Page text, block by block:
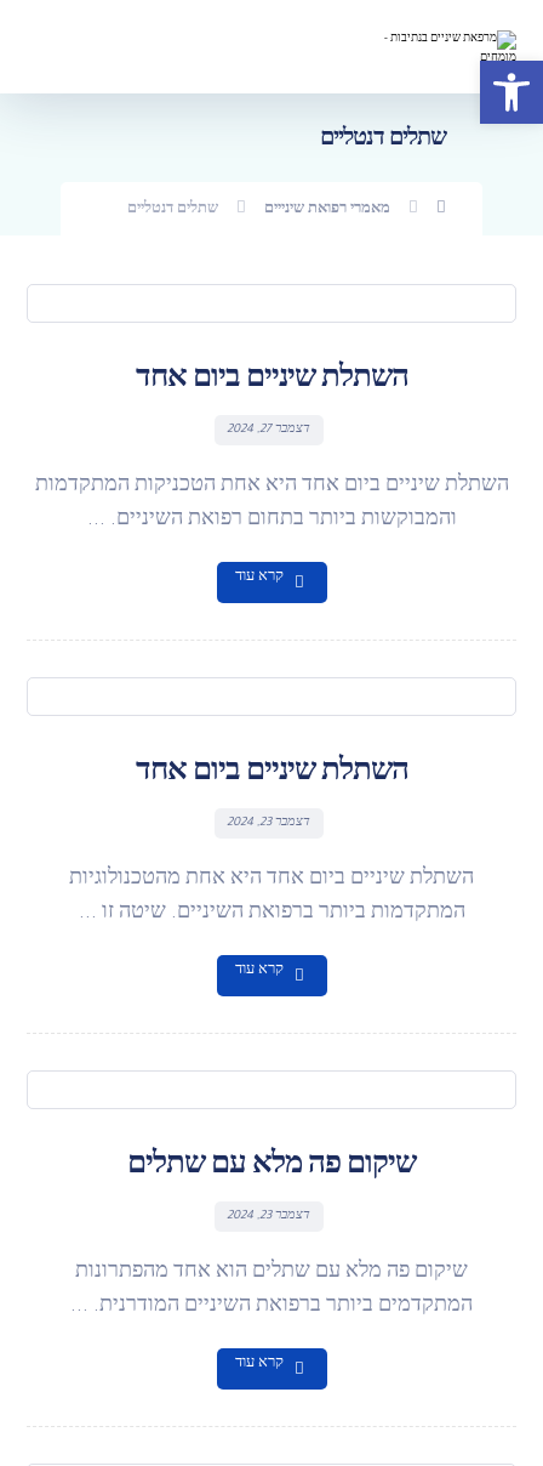
פתח סרגל נגישות
שתלים דנטליים
מאמרי רפואת שינייים שתלים דנטליים
השתלת שיניים ביום אחד
דצמבר 27, 2024
השתלת שיניים ביום אחד היא אחת הטכניקות המתקדמות
והמבוקשות ביותר בתחום רפואת השיניים. ...
קרא עוד
השתלת שיניים ביום אחד
דצמבר 23, 2024
השתלת שיניים ביום אחד היא אחת מהטכנולוגיות
המתקדמות ביותר ברפואת השיניים. שיטה זו ...
קרא עוד
שיקום פה מלא עם שתלים
דצמבר 23, 2024
שיקום פה מלא עם שתלים הוא אחד מהפתרונות
המתקדמים ביותר ברפואת השיניים המודרנית. ...
קרא עוד